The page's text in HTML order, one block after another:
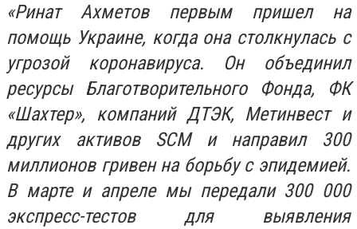
«Ринат Ахметов первым пришел на
помощь Украине, когда она столкнулась с
угрозой коронавируса. Он объединил
ресурсы Благотворительного Фонда, ФК
«Шахтер», компаний ДТЭК, Метинвест и
других активов SCM и направил 300
миллионов гривен на борьбу с эпидемией.
В марте и апреле мы передали 300 000
экспресс-тестов для выявления